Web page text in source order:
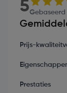
5Gebaseerd
Prijs-
Prestaties